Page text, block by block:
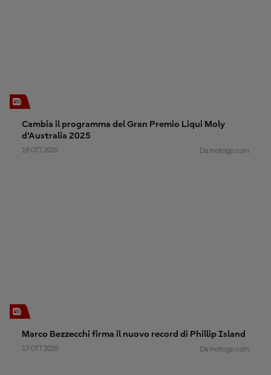
Cambia il programma del Gran Premio Liqui Moly
d'Australia 2025
18 OTT 2025 Da motogp.com
Marco Bezzecchi firma il nuovo record di Phillip Island
17 OTT 2025 Da motogp.com